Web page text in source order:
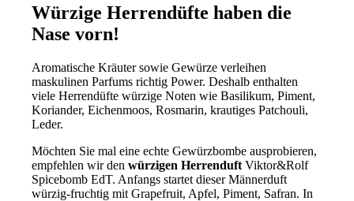
Würzige Herrendüfte haben die
Nase vorn!
Aromatische Kräuter sowie Gewürze verleihen
maskulinen Parfums richtig Power. Deshalb enthalten
viele Herrendüfte würzige Noten wie Basilikum, Piment,
Koriander, Eichenmoos, Rosmarin, krautiges Patchouli,
Leder.
Möchten Sie mal eine echte Gewürzbombe ausprobieren,
empfehlen wir denwürzigen Herrenduft Viktor&Rolf
Spicebomb EdT. Anfangs startet dieser Männerduft
würzig-fruchtig mit Grapefruit, Apfel, Piment, Safran. In